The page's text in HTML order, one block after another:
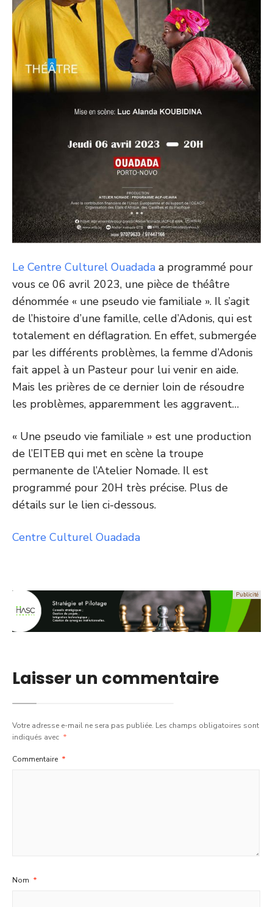
Le Centre Culturel Ouadada a programmé pour
vous ce 06 avril 2023, une pièce de théâtre
dénommée « une pseudo vie familiale ». Il s’agit
de l’histoire d’une famille, celle d’Adonis, qui est
totalement en déflagration. En effet, submergée
par les différents problèmes, la femme d’Adonis
fait appel à un Pasteur pour lui venir en aide.
Mais les prières de ce dernier loin de résoudre
les problèmes, apparemment les aggravent…
« Une pseudo vie familiale » est une production
de l’EITEB qui met en scène la troupe
permanente de l’Atelier Nomade. Il est
programmé pour 20H très précise. Plus de
détails sur le lien ci-dessous.
Centre Culturel Ouadada
Laisser un commentaire
Votre adresse e-mail ne sera pas publiée. Les champs obligatoires sont
indiqués avec *
Commentaire *
Nom *